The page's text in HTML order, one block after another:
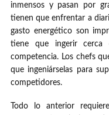
inmensos y pasan por
tienen que enfrentar a
gasto energético son
tiene que ingerir
competencia. Los chefs
que ingeniárselas para
competidores.
Todo lo anterior